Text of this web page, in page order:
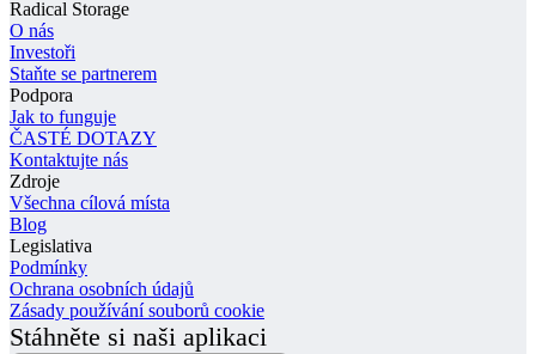
Radical Storage
O nás
Investoři
Staňte se partnerem
Podpora
Jak to funguje
ČASTÉ DOTAZY
Kontaktujte nás
Zdroje
Všechna cílová místa
Blog
Legislativa
Podmínky
Ochrana osobních údajů
Zásady používání souborů cookie
Stáhněte si naši aplikaci